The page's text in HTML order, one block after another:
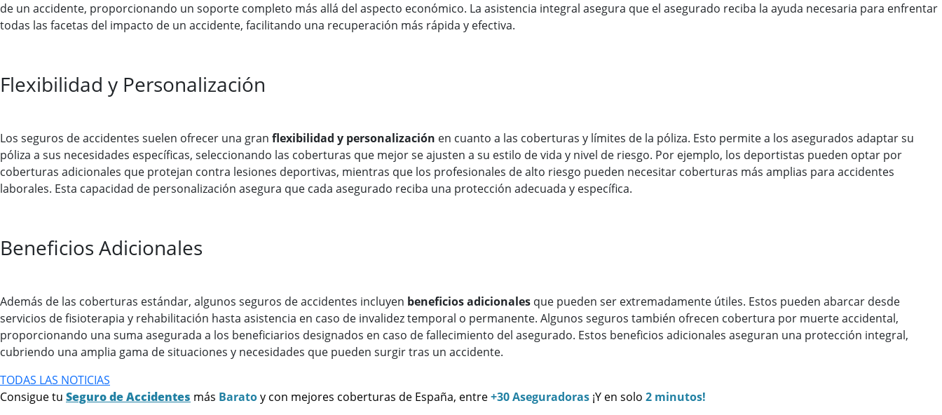
de un accidente, proporcionando un soporte completo más allá del aspecto económico. La asistencia integral asegura que el asegurado reciba la ayuda necesaria para enfrentar
todas las facetas del impacto de un accidente, facilitando una recuperación más rápida y efectiva.
Flexibilidad y Personalización
Los seguros de accidentes suelen ofrecer una gran flexibilidad y personalización en cuanto a las coberturas y límites de la póliza. Esto permite a los asegurados adaptar su
póliza a sus necesidades específicas, seleccionando las coberturas que mejor se ajusten a su estilo de vida y nivel de riesgo. Por ejemplo, los deportistas pueden optar por
coberturas adicionales que protejan contra lesiones deportivas, mientras que los profesionales de alto riesgo pueden necesitar coberturas más amplias para accidentes
laborales. Esta capacidad de personalización asegura que cada asegurado reciba una protección adecuada y específica.
Beneficios Adicionales
Además de las coberturas estándar, algunos seguros de accidentes incluyen beneficios adicionales que pueden ser extremadamente útiles. Estos pueden abarcar desde
servicios de fisioterapia y rehabilitación hasta asistencia en caso de invalidez temporal o permanente. Algunos seguros también ofrecen cobertura por muerte accidental,
proporcionando una suma asegurada a los beneficiarios designados en caso de fallecimiento del asegurado. Estos beneficios adicionales aseguran una protección integral,
cubriendo una amplia gama de situaciones y necesidades que pueden surgir tras un accidente.
TODAS LAS NOTICIAS
Consigue tu Seguro de Accidentes más Baratoy con mejores coberturas de España, entre+30 Aseguradoras ¡Y en solo 2 minutos!